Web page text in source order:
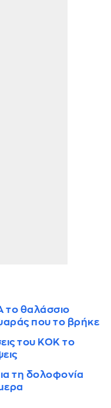
το θαλάσσιο
που το βρήκε
του ΚΟΚ το
τη δολοφονία